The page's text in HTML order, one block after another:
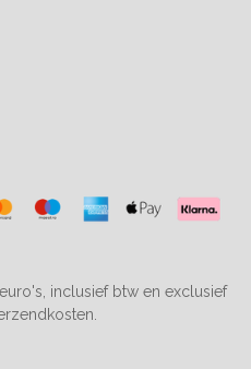
inclusief btw en exclusief